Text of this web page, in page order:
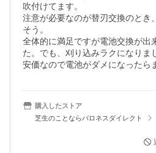
吹付けてます。
注意が必要なのが替刃交換のとき
そう。
全体的に満足ですが電池交換が
た。でも、刈り込みラクになりま
安価なので電池がダメになったら
購入したストア
芝生のことならバロネスダイレクト